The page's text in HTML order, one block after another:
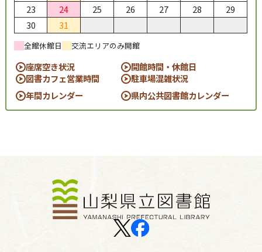
23
24 25 26 27 28
29
30
31
全館休館日 交流エリアのみ開館
座席空き状況
開館時間・休館日
図書カフェ営業時間
駐車場混雑状況
年間カレンダー
県内公共図書館カレンダー